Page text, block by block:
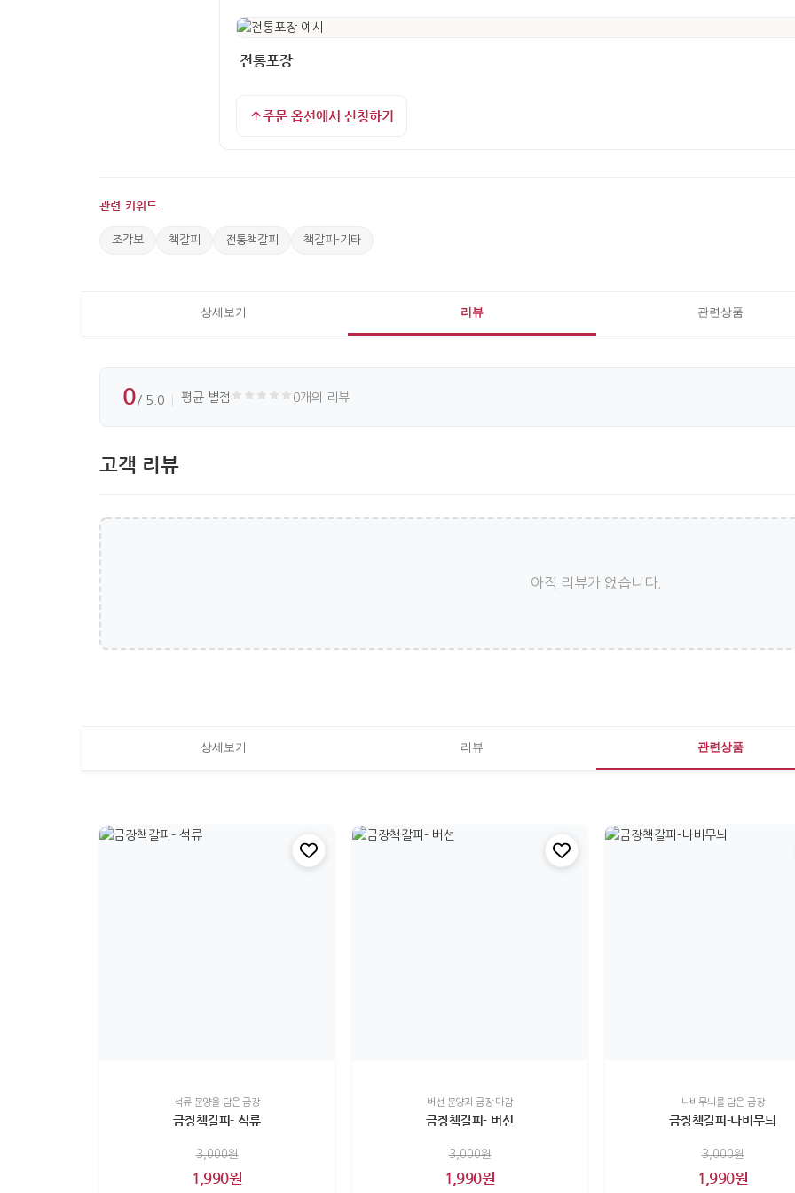
전통포장
주문 옵션에서 신청하기
관련 키워드
조각보 책갈피 전통책갈피 책갈피-기타
상세보기 리뷰 관련상품
0/ 5.0 평균 별점 0개의 리뷰
고객 리뷰
아직 리뷰가 없습니다.
상세보기 리뷰 관련상품
석류 문양을 담은 금장
금장책갈피- 석류
3,000원
1,990원
버선 문양과 금장 마감
금장책갈피- 버선
3,000원
1,990원
나비무늬를 담은 금장
금장책갈피-나비무늬
3,000원
1,990원